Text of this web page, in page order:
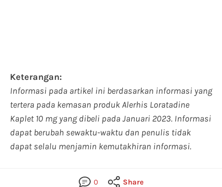
Keterangan:
Informasi pada artikel ini berdasarkan informasi yang
tertera pada kemasan produk Alerhis Loratadine
Kaplet 10 mg yang dibeli pada Januari 2023. Informasi
dapat berubah sewaktu-waktu dan penulis tidak
dapat selalu menjamin kemutakhiran informasi.
0 Share